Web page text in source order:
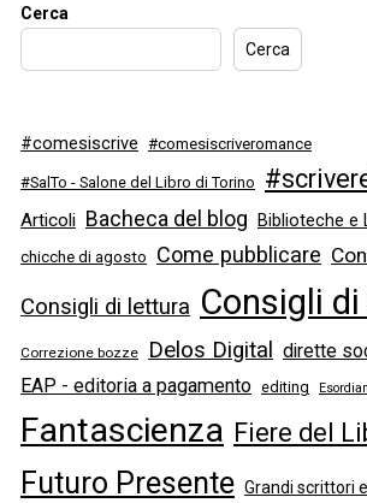
Cerca
Cerca
#comesiscrive #comesiscriveromance
#SalTo - Salone del Libro di Torino
Articoli Bacheca del blog Biblioteche e
chicche di agosto Come pubblicare
Consigli di lettura Consigli
Correzione bozze Delos Digital
dirette
EAP - editoria a pagamento editing
Fantascienza Fiere del
Futuro Presente Grandi scrittori